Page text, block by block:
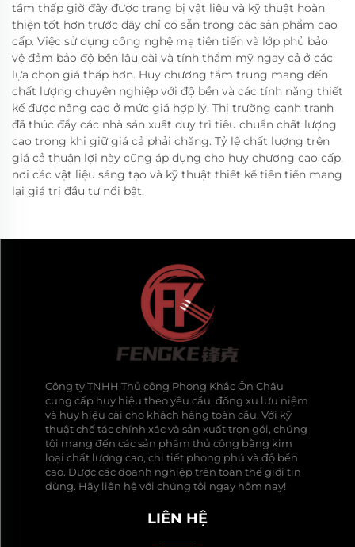
tầm thấp giờ đây được trang bị vật liệu và kỹ thuật hoàn
thiện tốt hơn trước đây chỉ có sẵn trong các sản phẩm cao
cấp. Việc sử dụng công nghệ mạ tiên tiến và lớp phủ bảo
vệ đảm bảo độ bền lâu dài và tính thẩm mỹ ngay cả ở các
lựa chọn giá thấp hơn. Huy chương tầm trung mang đến
chất lượng chuyên nghiệp với độ bền và các tính năng thiết
kế được nâng cao ở mức giá hợp lý. Thị trường cạnh tranh
đã thúc đẩy các nhà sản xuất duy trì tiêu chuẩn chất lượng
cao trong khi giữ giá cả phải chăng. Tỷ lệ chất lượng trên
giá cả thuận lợi này cũng áp dụng cho huy chương cao cấp,
nơi các vật liệu sáng tạo và kỹ thuật thiết kế tiên tiến mang
lại giá trị đầu tư nổi bật.
Công ty TNHH Thủ công Phong Khắc Ôn Châu
cung cấp huy hiệu theo yêu cầu, đồng xu lưu niệm
và huy hiệu cài cho khách hàng toàn cầu. Với kỹ
thuật chế tác chính xác và sản xuất trọn gói, chúng
tôi mang đến các sản phẩm thủ công bằng kim
loại chất lượng cao, chi tiết phong phú và độ bền
cao. Được các doanh nghiệp trên toàn thế giới tin
dùng. Hãy liên hệ với chúng tôi ngay hôm nay!
LIÊN HỆ